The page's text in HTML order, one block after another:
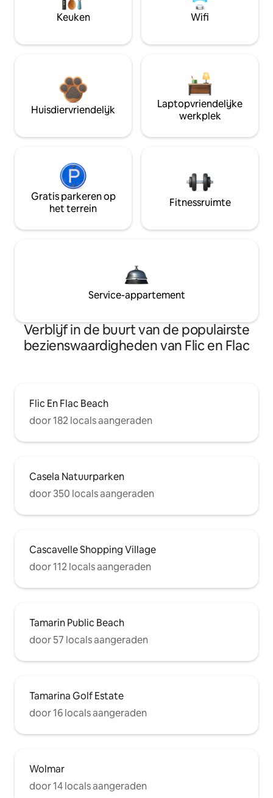
Keuken Wifi
Huisdiervriendelijk
Laptopvriendelijke
werkplek
Gratis parkeren op
het terrein
Fitnessruimte
Service-appartement
Verblijf in de buurt van de populairste
bezienswaardigheden van Flic en Flac
Flic En Flac Beach
door 182 locals aangeraden
Casela Natuurparken
door 350 locals aangeraden
Cascavelle Shopping Village
door 112 locals aangeraden
Tamarin Public Beach
door 57 locals aangeraden
Tamarina Golf Estate
door 16 locals aangeraden
Wolmar
door 14 locals aangeraden